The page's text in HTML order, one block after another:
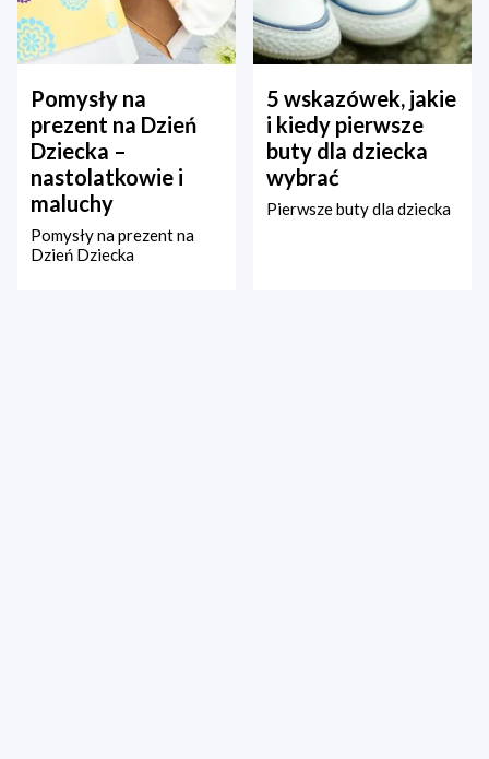
Pomysły na
prezent na Dzień
Dziecka –
nastolatkowie i
maluchy
Pomysły na prezent na
Dzień Dziecka
5 wskazówek, jakie
i kiedy pierwsze
buty dla dziecka
wybrać
Pierwsze buty dla dziecka